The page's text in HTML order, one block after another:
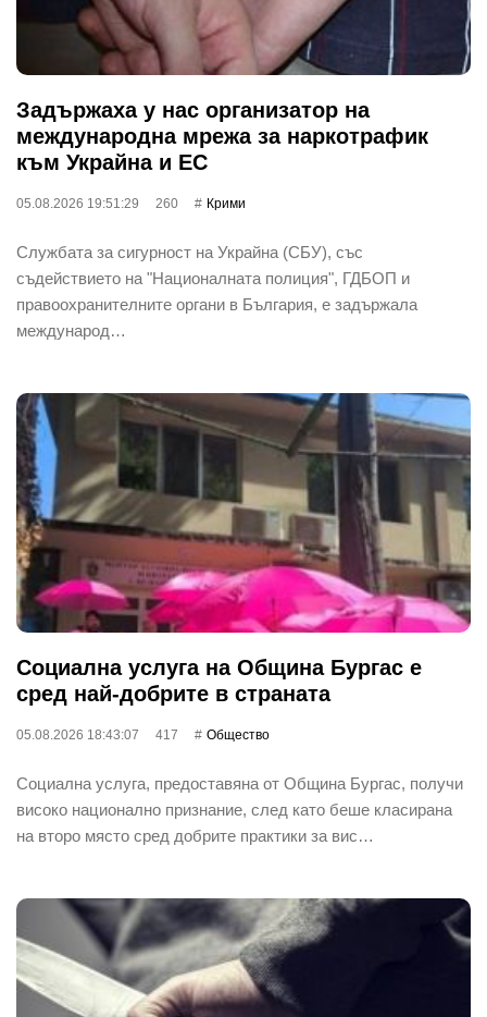
Задържаха у нас организатор на
международна мрежа за наркотрафик
към Украйна и ЕС
05.08.2026 19:51:29 260 Крими
Службата за сигурност на Украйна (СБУ), със
съдействието на "Националната полиция", ГДБОП и
правоохранителните органи в България, е задържала
международ…
Социална услуга на Община Бургас е
сред най-добрите в страната
05.08.2026 18:43:07 417 Общество
Социална услуга, предоставяна от Община Бургас, получи
високо национално признание, след като беше класирана
на второ място сред добрите практики за вис…